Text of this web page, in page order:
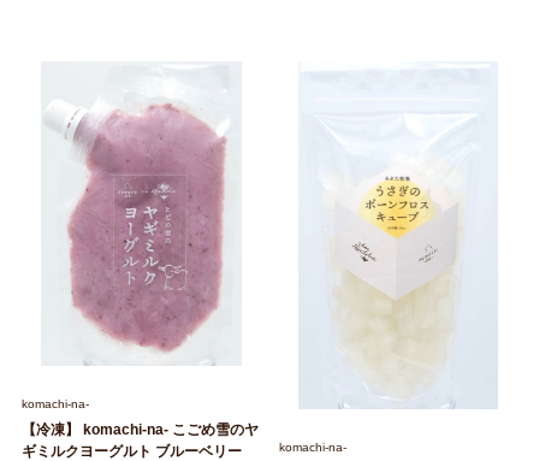
komachi‐na‐
【冷凍】 komachi‐na‐ こごめ雪のヤ
ギミルクヨーグルト ブルーベリー
komachi‐na‐